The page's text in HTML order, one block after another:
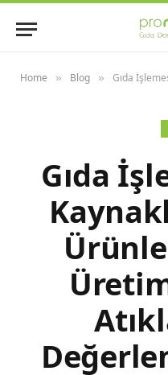
Home » Blog » Gıda İşlemesinden Kaynaklanan Yan Ürünlerin
Gıda